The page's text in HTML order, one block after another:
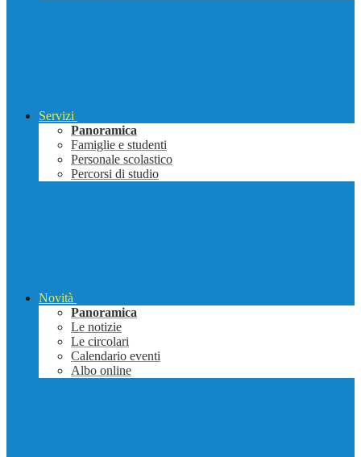
Servizi
Panoramica
Famiglie e studenti
Personale scolastico
Percorsi di studio
Novità
Panoramica
Le notizie
Le circolari
Calendario eventi
Albo online